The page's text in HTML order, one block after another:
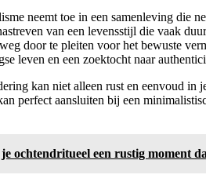
neemt toe in een samenleving die
van een levensstijl die vaak
door te pleiten voor het bewuste
leven en een zoektocht naar
kan niet alleen rust en eenvoud in
perfect aansluiten bij een
ochtendritueel een rustig moment